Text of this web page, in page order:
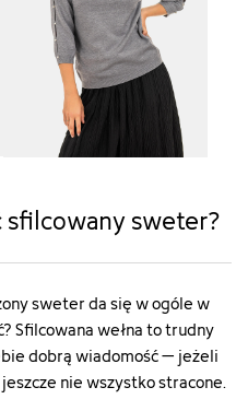
sfilcowany sweter?
sweter da się w ogóle w
Sfilcowana wełna to trudny
dobrą wiadomość – jeżeli
nie wszystko stracone.